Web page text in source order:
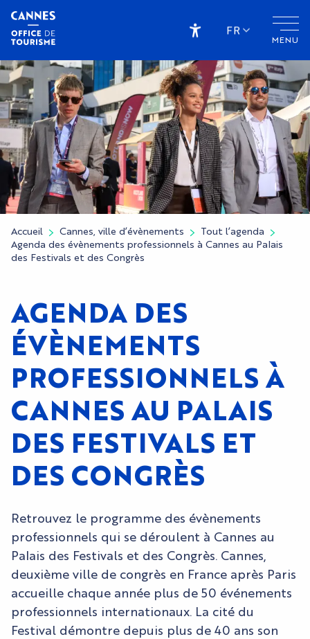
Aller
contenu
principal
MENU
Accessibilité
FR
Accueil Cannes, ville d’évènements
Tout l’agenda
Agenda des évènements professionnels à Cannes au Palais
des Festivals et des Congrès
AGENDA DES
ÉVÈNEMENTS
PROFESSIONNELS À
CANNES AU PALAIS
DES FESTIVALS ET
DES CONGRÈS
Retrouvez le programme des évènements
professionnels qui se déroulent à Cannes au
Palais des Festivals et des Congrès. Cannes,
deuxième ville de congrès en France après Paris
accueille chaque année plus de 50 événements
professionnels internationaux. La cité du
Festival démontre depuis plus de 40 ans son